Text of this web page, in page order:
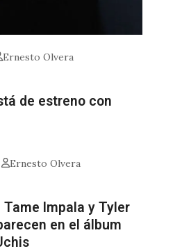
Ernesto Olvera
de estreno con
Ernesto Olvera
Tame Impala y Tyler
en el álbum